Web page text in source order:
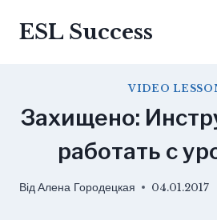
ESL Success
VIDEO
Захищено:
работать с
ВідАлена Городецкая 04.01.2017